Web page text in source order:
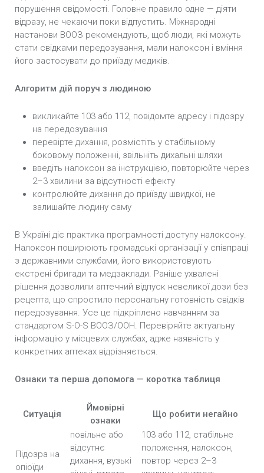
порушення свідомості. Головне правило одне — діяти
відразу, не чекаючи поки відпустить. Міжнародні
настанови ВООЗ рекомендують, щоб люди, які можуть
стати свідками передозування, мали налоксон і вміння
його застосувати до приїзду медиків.
Алгоритм дій поруч з людиною
викликайте 103 або 112, повідомте адресу і підозру
на передозування
перевірте дихання, розмістіть у стабільному
боковому положенні, звільніть дихальні шляхи
введіть налоксон за інструкцією, повторюйте через
2–3 хвилини за відсутності ефекту
контролюйте дихання до приїзду швидкої, не
залишайте людину саму
В Україні діє практика програмності доступу налоксону.
Налоксон поширюють громадські організації у співпраці
з державними службами, його використовують
екстрені бригади та медзаклади. Раніше ухвалені
рішення дозволили аптечний відпуск невеликої дози без
рецепта, що спростило персональну готовність свідків
передозування. Усе це підкріплено навчанням за
стандартом S-O-S ВООЗ/ООН. Перевіряйте актуальну
інформацію у місцевих службах, адже наявність у
конкретних аптеках відрізняється.
Ознаки та перша допомога — коротка таблиця
Ситуація
Ймовірні
ознаки
Що робити негайно
Підозра на
опіоїди
повільне або
відсутнє
дихання, вузькі
103 або 112, стабільне
положення, налоксон,
повтор через 2–3